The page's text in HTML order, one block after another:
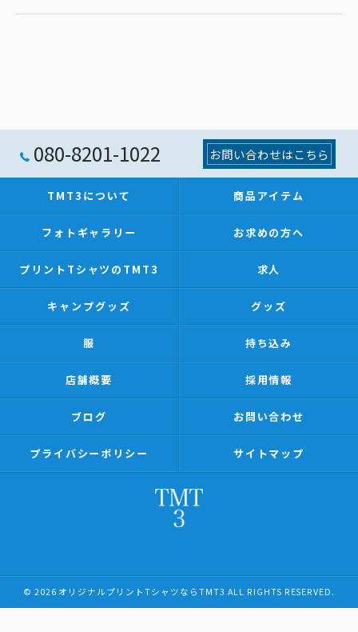
080-8201-1022 お問い合わせはこちら
TMT3について 商品アイテム
フォトギャラリー お求めの方へ
プリントTシャツのTMT3 求人
キャンプグッズ グッズ
服 持ち込み
店舗概要 採用情報
ブログ お問い合わせ
プライバシーポリシー サイトマップ
© 2026 オリジナルプリントTシャツならTMT3 ALL RIGHTS RESERVED.